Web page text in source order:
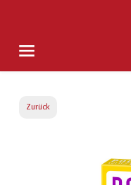
Zurück
Bildergalerie überspringen